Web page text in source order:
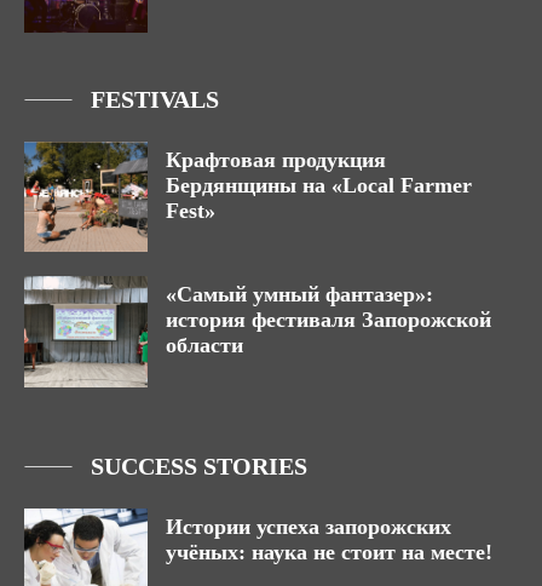
FESTIVALS
Крафтовая продукция
Бердянщины на «Local Farmer
Fest»
«Самый умный фантазер»:
история фестиваля Запорожской
области
SUCCESS STORIES
Истории успеха запорожских
учёных: наука не стоит на месте!